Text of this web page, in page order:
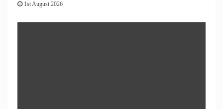
1st August 2026